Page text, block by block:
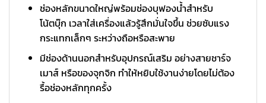
ช่องหลักขนาดใหญ่พร้อมช่องบุฟองน้ำสำหรับ
โน้ตบุ๊ก เวลาใส่เครื่องแล้วรู้สึกมั่นใจขึ้น ช่วยซับแรง
กระแทกเล็กๆ ระหว่างถือหรือสะพาย
มีช่องด้านนอกสำหรับอุปกรณ์เสริม อย่างสายชาร์จ
เมาส์ หรือของจุกจิก ทำให้หยิบใช้งานง่ายโดยไม่ต้อง
รื้อช่องหลักทุกครั้ง